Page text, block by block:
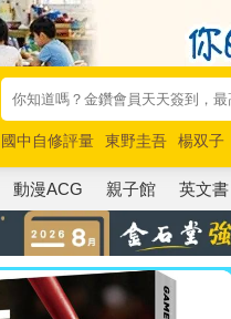
國中自修評量 東野圭吾 楊双子
唯紅花綻放
奧德賽 路邊攤新作
動漫ACG 親子館 英文書